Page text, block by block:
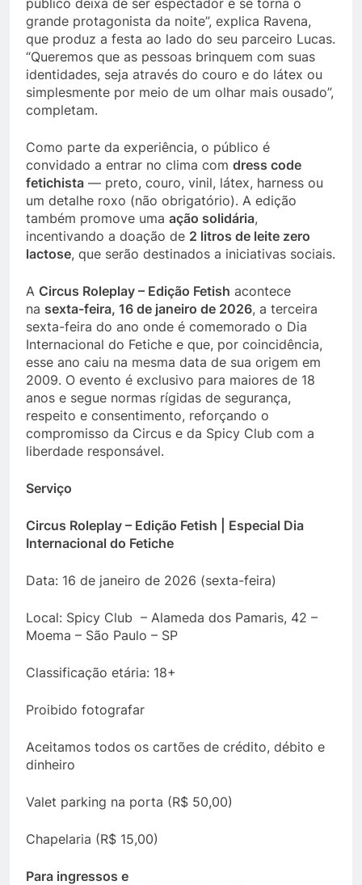
público deixa de ser espectador e se torna o
grande protagonista da noite”, explica Ravena,
que produz a festa ao lado do seu parceiro Lucas.
“Queremos que as pessoas brinquem com suas
identidades, seja através do couro e do látex ou
simplesmente por meio de um olhar mais ousado”,
completam.
Como parte da experiência, o público é
convidado a entrar no clima com dress code
fetichista — preto, couro, vinil, látex, harness ou
um detalhe roxo (não obrigatório). A edição
também promove uma ação solidária,
incentivando a doação de 2 litros de leite zero
lactose, que serão destinados a iniciativas sociais.
A Circus Roleplay – Edição Fetish acontece
na sexta-feira, 16 de janeiro de 2026, a terceira
sexta-feira do ano onde é comemorado o Dia
Internacional do Fetiche e que, por coincidência,
esse ano caiu na mesma data de sua origem em
2009. O evento é exclusivo para maiores de 18
anos e segue normas rígidas de segurança,
respeito e consentimento, reforçando o
compromisso da Circus e da Spicy Club com a
liberdade responsável.
Serviço
Circus Roleplay – Edição Fetish | Especial Dia
Internacional do Fetiche
Data: 16 de janeiro de 2026 (sexta-feira)
Local: Spicy Club – Alameda dos Pamaris, 42 –
Moema – São Paulo – SP
Classificação etária: 18+
Proibido fotografar
Aceitamos todos os cartões de crédito, débito e
dinheiro
Valet parking na porta (R$ 50,00)
Chapelaria (R$ 15,00)
Para ingressos e